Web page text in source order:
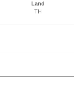
Land
TH